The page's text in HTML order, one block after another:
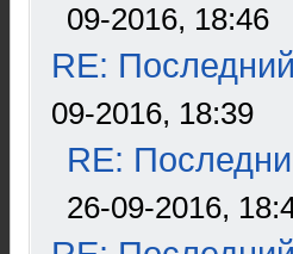
09-2016, 18:46
RE:
09-2016, 18:39
RE:
26-09-2016,